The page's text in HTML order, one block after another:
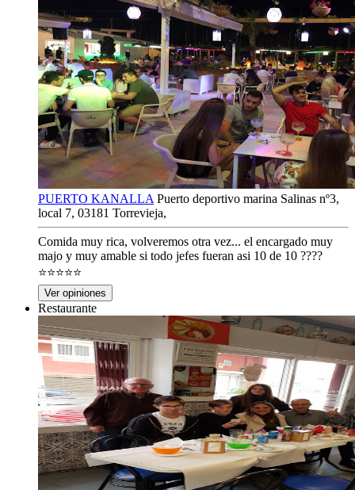
PUERTO KANALLA Puerto deportivo marina Salinas nº3,
local 7, 03181 Torrevieja,
Comida muy rica, volveremos otra vez... el encargado muy
majo y muy amable si todo jefes fueran asi 10 de 10 ????
⭐⭐⭐⭐⭐
Ver opiniones
Restaurante